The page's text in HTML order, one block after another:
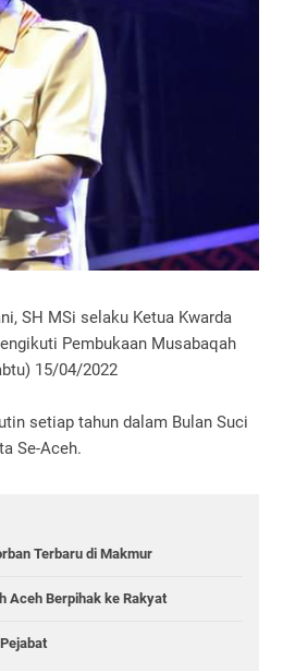
SH MSi selaku Ketua Kwarda
Pembukaan Musabaqah
15/04/2022
setiap tahun dalam Bulan Suci
Se-Aceh.
Terbaru di Makmur
Aceh Berpihak ke Rakyat